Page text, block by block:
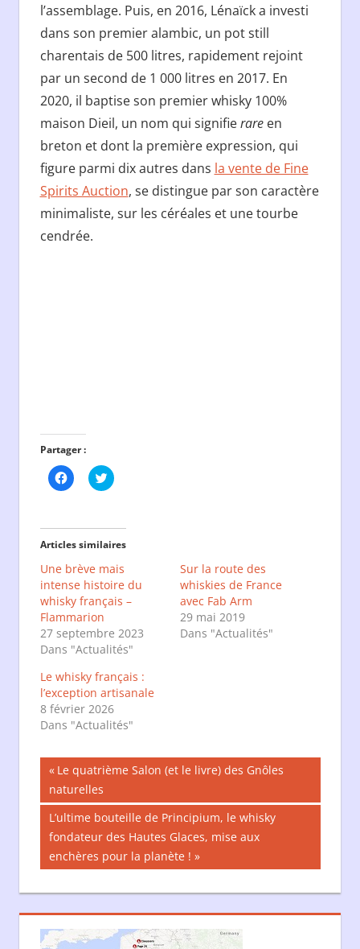
l’assemblage. Puis, en 2016, Lénaïck a investi
dans son premier alambic, un pot still
charentais de 500 litres, rapidement rejoint
par un second de 1 000 litres en 2017. En
2020, il baptise son premier whisky 100%
maison Dieil, un nom qui signifierareen
breton et dont la première expression, qui
figure parmi dix autres dans la vente de Fine
Spirits Auction, se distingue par son caractère
minimaliste, sur les céréales et une tourbe
cendrée.
Partager :
Cliquez
pour
dans
une
nouvelle
Cliquez
pour
dans
une
nouvelle
Articles similaires
Une brève mais
intense histoire du
whisky français –
Flammarion
27 septembre 2023
Dans "Actualités"
Sur la route des
whiskies de France
avec Fab Arm
29 mai 2019
Dans "Actualités"
Le whisky français :
l’exception artisanale
8 février 2026
Dans "Actualités"
Navigation
de
l’article
Publication
précédente :
Le quatrième Salon (et le livre) des Gnôles
naturelles
Publication
suivante :
L’ultime bouteille de Principium, le whisky
fondateur des Hautes Glaces, mise aux
enchères pour la planète !